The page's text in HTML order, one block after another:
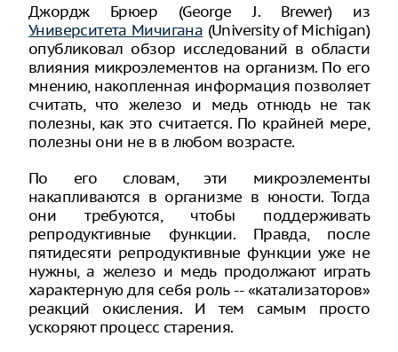
Джордж Брюер (George J. Brewer) из
Университета Мичигана (University of Michigan)
опубликовал обзор исследований в области
влияния микроэлементов на организм. По его
мнению, накопленная информация позволяет
считать, что железо и медь отнюдь не так
полезны, как это считается. По крайней мере,
полезны они не в в любом возрасте.
По его словам, эти микроэлементы
накапливаются в организме в юности. Тогда
они требуются, чтобы поддерживать
репродуктивные функции. Правда, после
пятидесяти репродуктивные функции уже не
нужны, а железо и медь продолжают играть
характерную для себя роль -- «катализаторов»
реакций окисления. И тем самым просто
ускоряют процесс старения.